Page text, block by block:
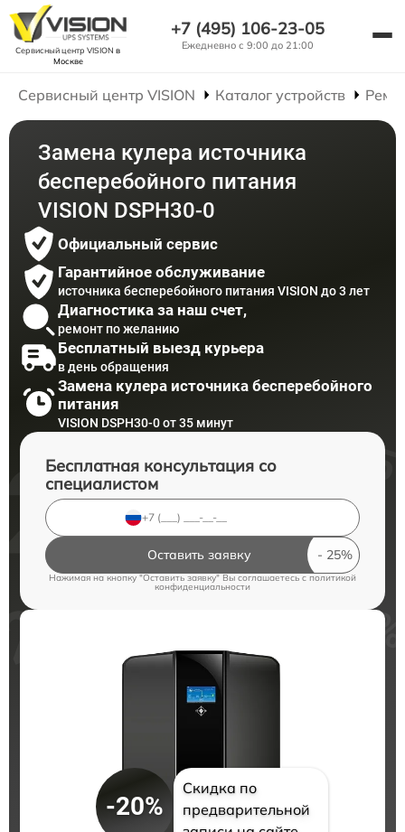
Сервисный центр VISION в
Москве
+7 (495) 106-23-05
Ежедневно с 9:00 до 21:00
Сервисный центр VISION Каталог устройств
Замена кулера источника
бесперебойного питания
VISION DSPH30-0
Официальный сервис
Гарантийное обслуживание
источника бесперебойного питания VISION до 3 лет
Диагностика за наш счет,
ремонт по желанию
Бесплатный выезд курьера
в день обращения
Замена кулера источника бесперебойного
питания
VISION DSPH30-0 от 35 минут
Бесплатная консультация со
специалистом
Оставить заявку
Нажимая на кнопку "Оставить заявку" Вы соглашаетесь cполитикой
конфиденциальности
-20%
Скидка по
предварительной